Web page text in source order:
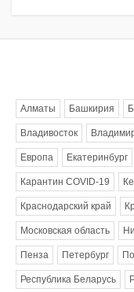
Алматы Башкирия
Владивосток
Европа Екатеринбург
Карантин COVID-19
Краснодарский край
Московская область
Пенза Петербург
Республика Беларусь